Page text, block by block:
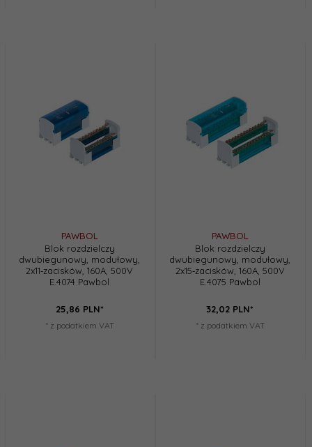
PAWBOL
Blok rozdzielczy
dwubiegunowy, modułowy,
2x11‑zacisków, 160A, 500V
E.4074 Pawbol
25,86 PLN*
* z podatkiem VAT
PAWBOL
Blok rozdzielczy
dwubiegunowy, modułowy,
2x15‑zacisków, 160A, 500V
E.4075 Pawbol
32,02 PLN*
* z podatkiem VAT